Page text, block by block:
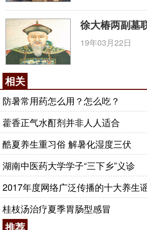
徐大椿两副墓
19年03月22日
相关
防暑常用药怎么用？怎么吃？
藿香正气水酊剂并非人人适合
酷夏养生重习俗 解暑化湿度三伏
湖南中医药大学学子“三下乡”义诊
2017年度网络广泛传播的十大养生
桂枝汤治疗夏季胃肠型感冒
推荐